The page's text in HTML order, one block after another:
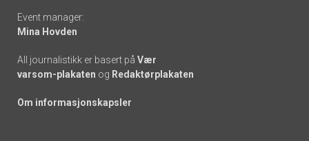
Event manager:
Mina Hovden
All journalistikk er basert på Vær
varsom-plakaten og Redaktørplakaten
Om informasjonskapsler